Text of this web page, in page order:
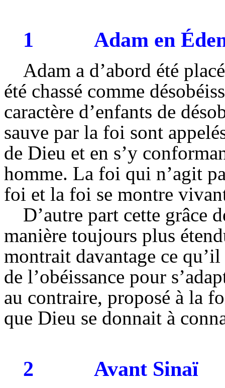
1 Adam en
Adam a d’abord été
été chassé comme
caractère d’enfants de
sauve par la foi sont
de Dieu et en s’y
homme. La foi qui n’agit
foi et la foi se montre
D’autre part cette grâce
manière toujours plus
montrait davantage ce
de l’obéissance pour
au contraire, proposé à la
que Dieu se donnait à
2 Avant Sinaï